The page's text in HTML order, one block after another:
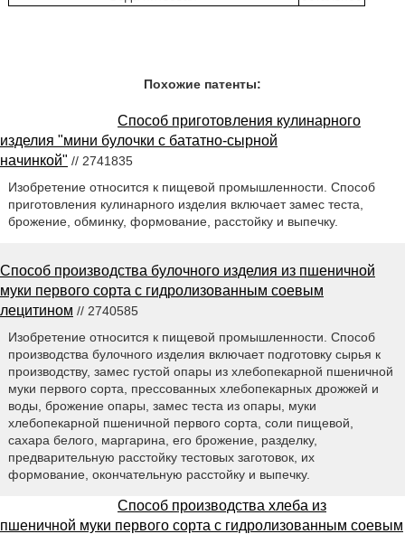
Похожие патенты:
Способ приготовления кулинарного
изделия "мини булочки с бататно-сырной
начинкой" // 2741835
Изобретение относится к пищевой промышленности. Способ
приготовления кулинарного изделия включает замес теста,
брожение, обминку, формование, расстойку и выпечку.
Способ производства булочного изделия из пшеничной
муки первого сорта с гидролизованным соевым
лецитином // 2740585
Изобретение относится к пищевой промышленности. Способ
производства булочного изделия включает подготовку сырья к
производству, замес густой опары из хлебопекарной пшеничной
муки первого сорта, прессованных хлебопекарных дрожжей и
воды, брожение опары, замес теста из опары, муки
хлебопекарной пшеничной первого сорта, соли пищевой,
сахара белого, маргарина, его брожение, разделку,
предварительную расстойку тестовых заготовок, их
формование, окончательную расстойку и выпечку.
Способ производства хлеба из
пшеничной муки первого сорта с гидролизованным соевым